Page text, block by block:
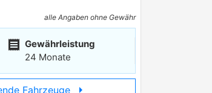
alle Angaben ohne Gewähr
receipt Gewährleistung
24 Monate
Fahrzeuge arrow_right